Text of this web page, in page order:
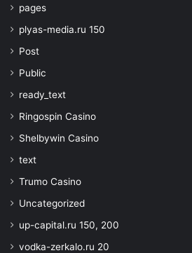
pages
plyas-media.ru 150
Post
Public
ready_text
Ringospin Casino
Shelbywin Casino
text
Trumo Casino
Uncategorized
up-capital.ru 150, 200
vodka-zerkalo.ru 20